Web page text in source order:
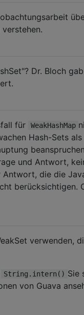
Dr. Bloch
für WeakHashMap
Hash-Sets
und Antwort,
die die
berücksichtigen.
verwenden,
String.intern() Sie
von Guava